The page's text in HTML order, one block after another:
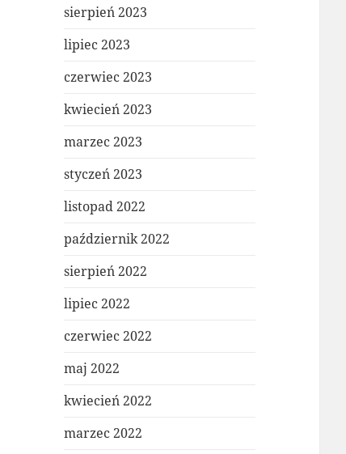
sierpień 2023
lipiec 2023
czerwiec 2023
kwiecień 2023
marzec 2023
styczeń 2023
listopad 2022
październik 2022
sierpień 2022
lipiec 2022
czerwiec 2022
maj 2022
kwiecień 2022
marzec 2022